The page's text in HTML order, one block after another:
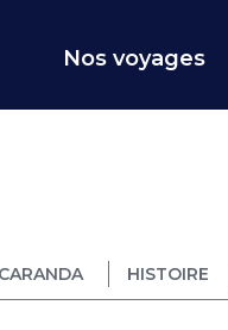
Nos voyages
HISTOIRE